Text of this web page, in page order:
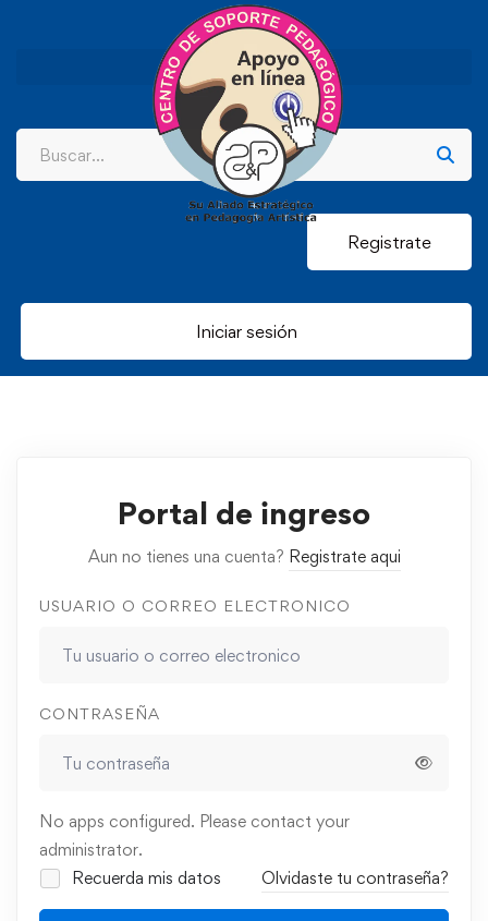
Registrate
Iniciar sesión
Portal de ingreso
Aun no tienes una cuenta? Registrate aqui
USUARIO O CORREO ELECTRONICO
CONTRASEÑA
No apps configured. Please contact your
administrator.
Recuerda mis datos
Olvidaste tu contraseña?